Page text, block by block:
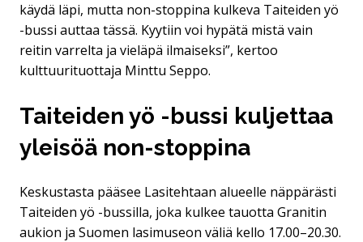
käydä läpi, mutta non-stoppina kulkeva Taiteiden yö
-bussi auttaa tässä. Kyytiin voi hypätä mistä vain
reitin varrelta ja vieläpä ilmaiseksi”, kertoo
kulttuurituottaja Minttu Seppo.
Taiteiden yö -bussi kuljettaa
yleisöä non-stoppina
Keskustasta pääsee Lasitehtaan alueelle näppärästi
Taiteiden yö -bussilla, joka kulkee tauotta Granitin
aukion ja Suomen lasimuseon väliä kello 17.00–20.30.